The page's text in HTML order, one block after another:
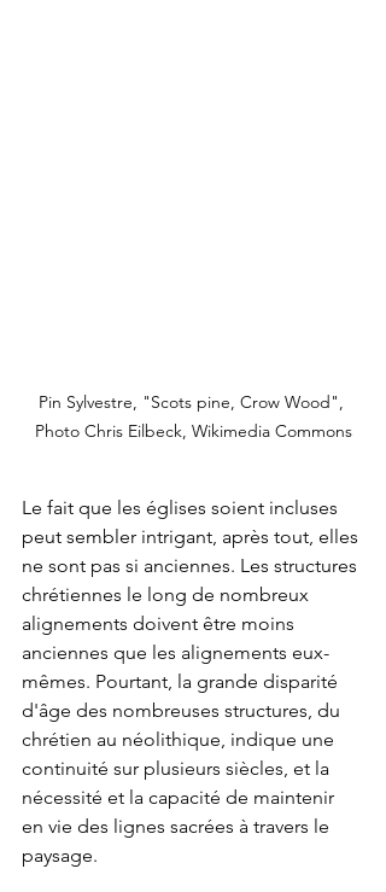
Pin Sylvestre, "Scots pine, Crow Wood",
Photo Chris Eilbeck, Wikimedia Commons
Le fait que les églises soient incluses
peut sembler intrigant, après tout, elles
ne sont pas si anciennes. Les structures
chrétiennes le long de nombreux
alignements doivent être moins
anciennes que les alignements eux-
mêmes. Pourtant, la grande disparité
d'âge des nombreuses structures, du
chrétien au néolithique, indique une
continuité sur plusieurs siècles, et la
nécessité et la capacité de maintenir
en vie des lignes sacrées à travers le
paysage.